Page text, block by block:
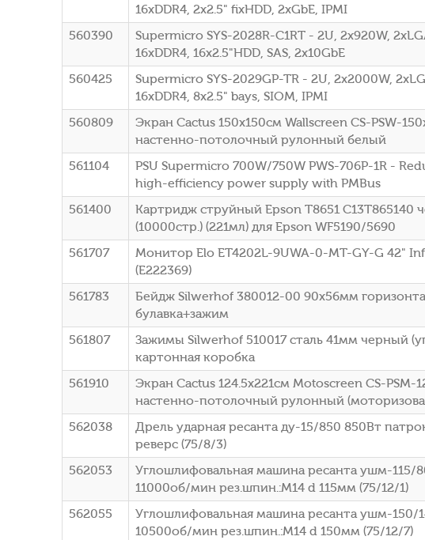
16xDDR4, 2x2.5" fixHDD, 2xGbE, IPMI
560390
Supermicro SYS-2028R-C1RT - 2U, 2x920W,
16xDDR4, 16x2.5"HDD, SAS, 2x10GbE
560425
Supermicro SYS-2029GP-TR - 2U, 2x2000W,
16xDDR4, 8x2.5" bays, SIOM, IPMI
560809
Экран Cactus 150x150см Wallscreen CS-PSW-
настенно-потолочный рулонный белый
561104
PSU Supermicro 700W/750W PWS-706P-1R -
high-efficiency power supply with PMBus
561400
Картридж струйный Epson T8651 C13T865140
(10000стр.) (221мл) для Epson WF5190/5690
561707
Монитор Elo ET4202L-9UWA-0-MT-GY-G 42"
(E222369)
561783
Бейдж Silwerhof 380012-00 90х56мм
булавка+зажим
561807
Зажимы Silwerhof 510017 сталь 41мм черный
картонная коробка
561910
Экран Cactus 124.5x221см Motoscreen CS-PSM-
настенно-потолочный рулонный
562038
Дрель ударная ресанта ду-15/850 850Вт
реверс (75/8/3)
562053
Углошлифовальная машина ресанта ушм-115/
11000об/мин рез.шпин.:M14 d 115мм (75/12/1)
562055
Углошлифовальная машина ресанта ушм-150/
10500об/мин рез.шпин.:M14 d 150мм (75/12/7)